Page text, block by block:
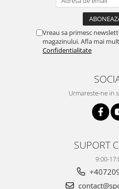
Vreau sa primesc
magazinului. Afla mai
Confidentialitate
Urmareste-ne in
SUPORT
9:00-